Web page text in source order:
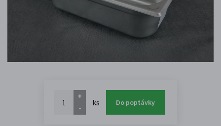
+
-
ks Do poptávky